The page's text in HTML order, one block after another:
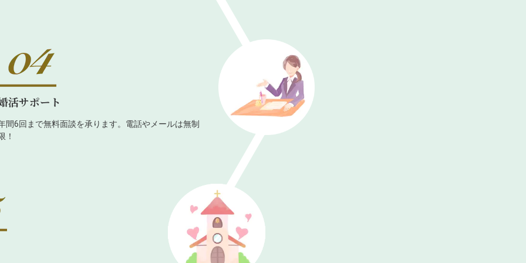
活サポート
間6回まで無料面談を承ります。電話やメールは無制
！